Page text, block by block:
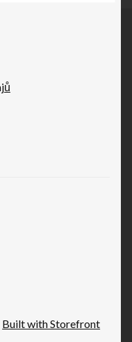
Built with Storefront